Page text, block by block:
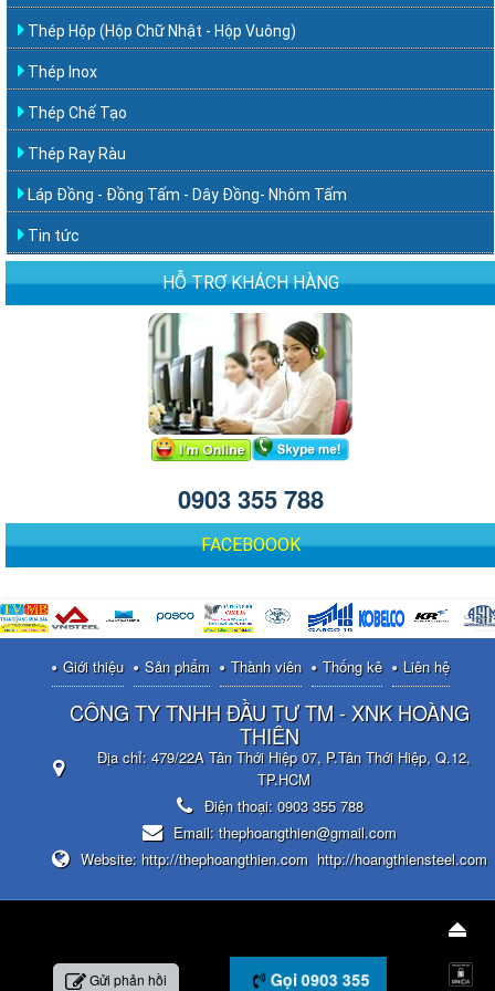
Thép Hộp (Hộp Chữ Nhật - Hộp Vuông)
Thép Inox
Thép Chế Tạo
Thép Ray Ràu
Láp Đồng - Đồng Tấm - Dây Đồng- Nhôm Tấm
Tin tức
HỖ TRỢ KHÁCH HÀNG
0903 355 788
FACEBOOOK
Giới thiệu Sản phẩm Thành viên Thống kê Liên hệ
CÔNG TY TNHH ĐẦU TƯ TM - XNK HOÀNG
THIÊN
Địa chỉ: 479/22A Tân Thới Hiệp 07, P.Tân Thới Hiệp, Q.12,
TP.HCM
Điện thoại: 0903 355 788
Email: thephoangthien@gmail.com
Website: http://thephoangthien.com http://hoangthiensteel.com
Gọi 0903 355
Gửi phản hồi